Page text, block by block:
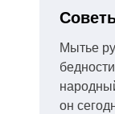
Мытье
он